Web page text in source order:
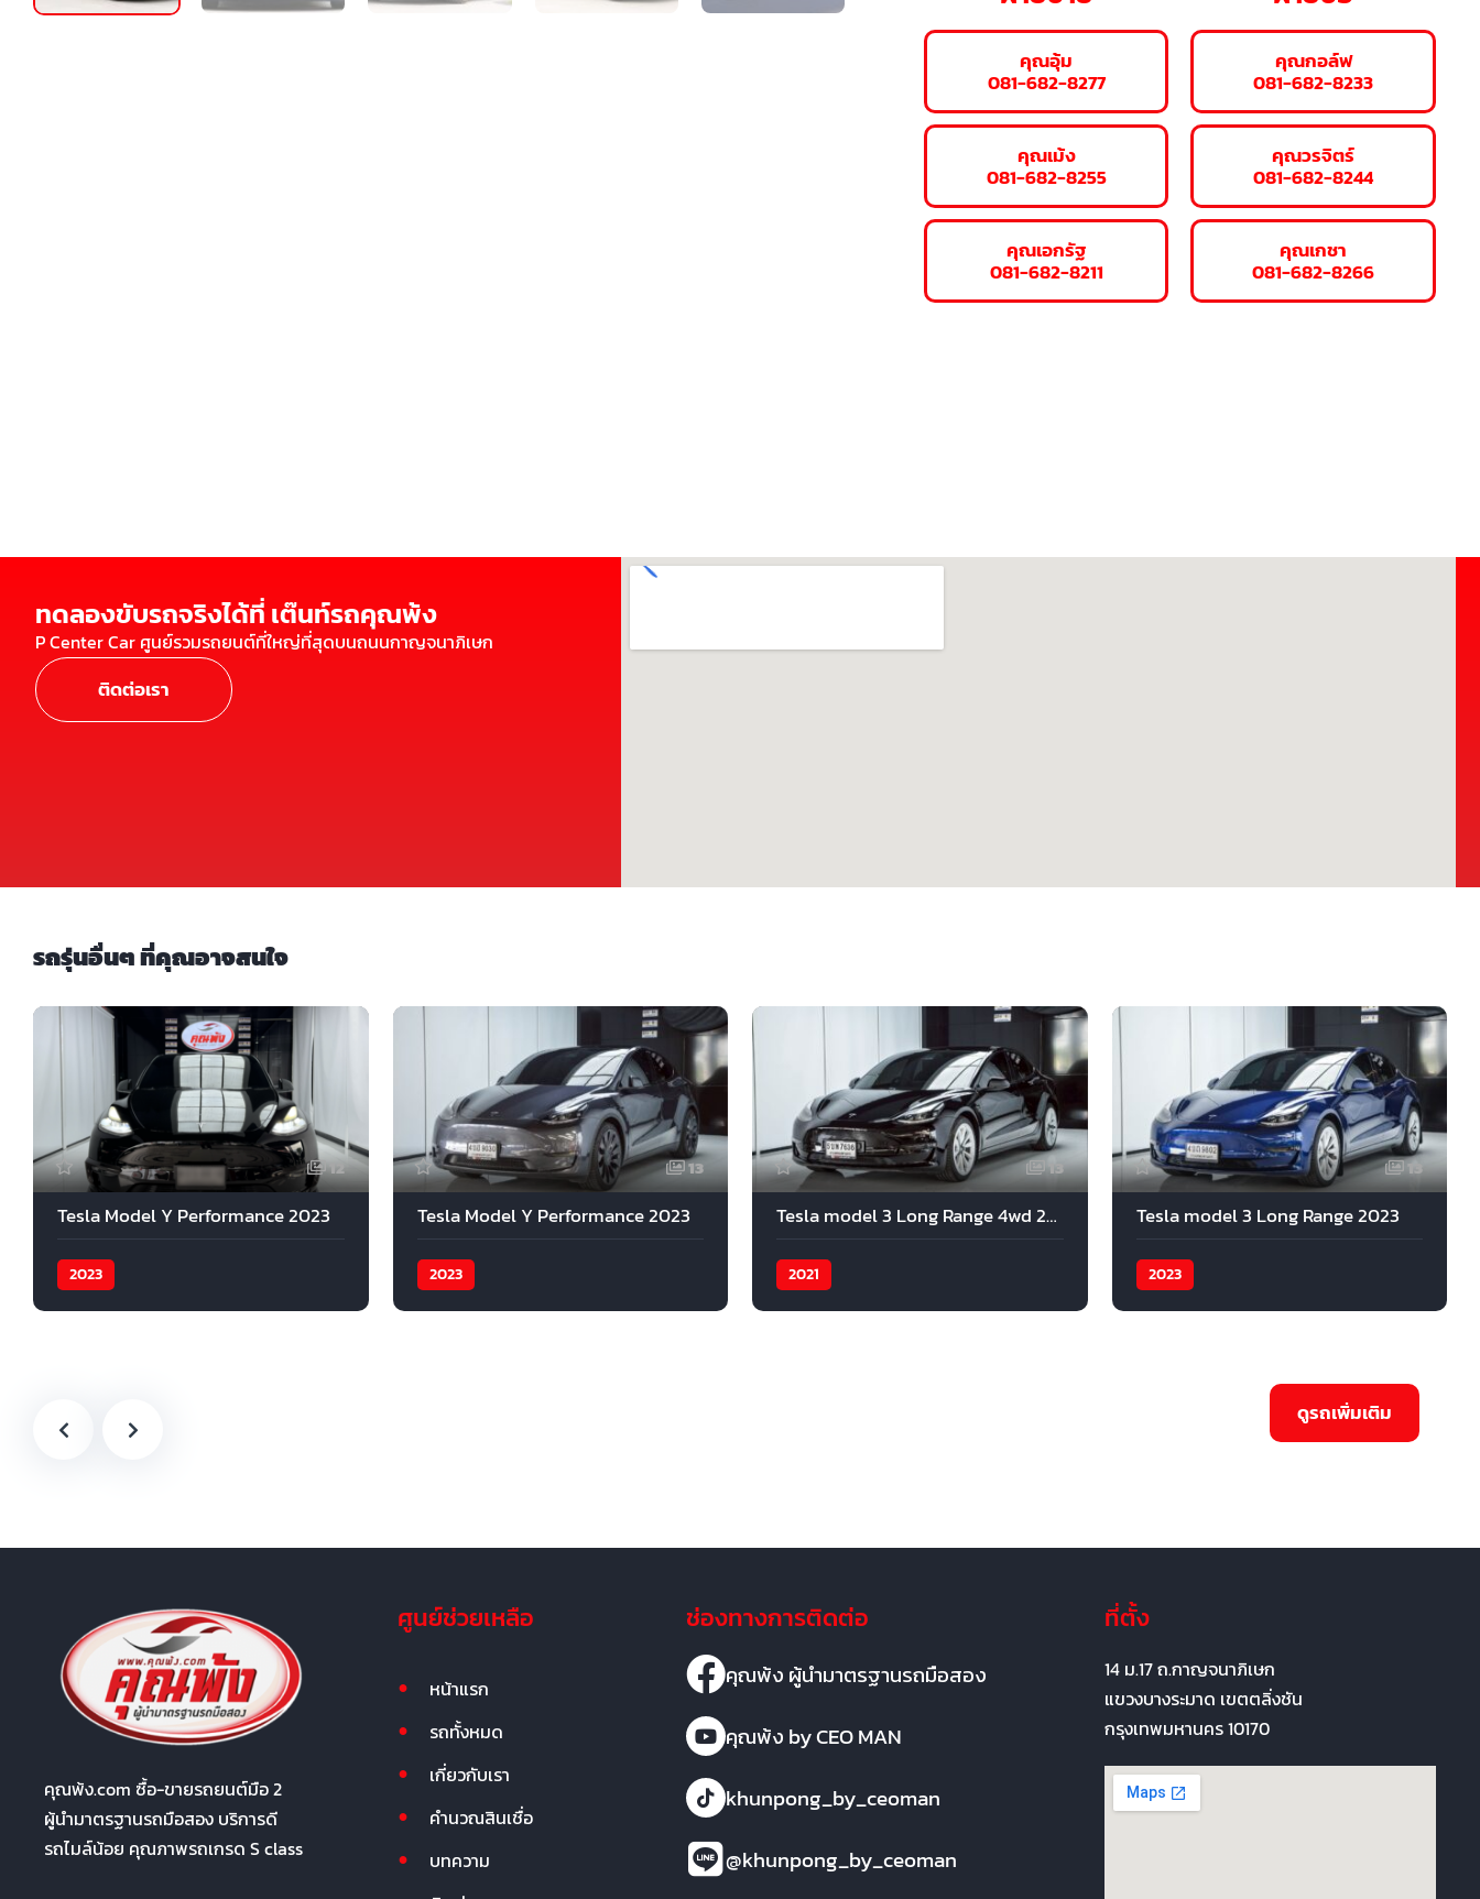
คุณอุ้ม
081-682-8277
คุณเม้ง
081-682-8255
คุณเอกรัฐ
081-682-8211
คุณกอล์ฟ
081-682-8233
คุณวรจิตร์
081-682-8244
คุณเกชา
081-682-8266
ทดลองขับรถจริงได้ที่ เต๊นท์รถคุณพ้ง
P Center Car ศูนย์รวมรถยนต์ที่ใหญ่ที่สุดบนถนนกาญจนาภิเษก
ติดต่อเรา
รถรุ่นอื่นๆ ที่คุณอาจสนใจ
12
Tesla Model Y Performance 2023
2023
13
Tesla Model Y Performance 2023
2023
13
Tesla model 3 Long Range 4wd 2021
2021
13
Tesla model 3 Long Range 2023
2023
คุณพ้ง.com ซื้อ-ขายรถยนต์มือ 2
ผู้นำมาตรฐานรถมือสอง บริการดี
รถไมล์น้อย คุณภาพรถเกรด S class
ศูนย์ช่วยเหลือ
หน้าแรก
รถทั้งหมด
เกี่ยวกับเรา
คำนวณสินเชื่อ
บทความ
ช่องทางการติดต่อ
คุณพ้ง ผู้นำมาตรฐานรถมือสอง
คุณพ้ง by CEO MAN
khunpong_by_ceoman
@khunpong_by_ceoman
ที่ตั้ง
14 ม.17 ถ.กาญจนาภิเษก
แขวงบางระมาด เขตตลิ่งชัน
กรุงเทพมหานคร 10170